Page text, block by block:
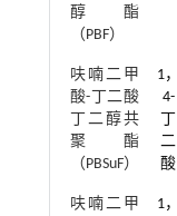
醇酯
（PBF）
呋喃二甲
酸-丁二酸
丁二醇共
聚酯
（PBSuF）
1，
4-
二
酸
呋喃二甲
1，